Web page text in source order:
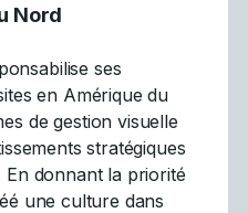
Nord
ses
en Amérique du
de gestion visuelle
stratégiques
En donnant la priorité
une culture dans